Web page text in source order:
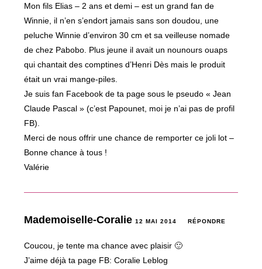
Mon fils Elias – 2 ans et demi – est un grand fan de
Winnie, il n’en s’endort jamais sans son doudou, une
peluche Winnie d’environ 30 cm et sa veilleuse nomade
de chez Pabobo. Plus jeune il avait un nounours ouaps
qui chantait des comptines d’Henri Dès mais le produit
était un vrai mange-piles.
Je suis fan Facebook de ta page sous le pseudo « Jean
Claude Pascal » (c’est Papounet, moi je n’ai pas de profil
FB).
Merci de nous offrir une chance de remporter ce joli lot –
Bonne chance à tous !
Valérie
Mademoiselle-Coralie12 MAI 2014 RÉPONDRE
Coucou, je tente ma chance avec plaisir 🙂
J’aime déjà ta page FB: Coralie Leblog